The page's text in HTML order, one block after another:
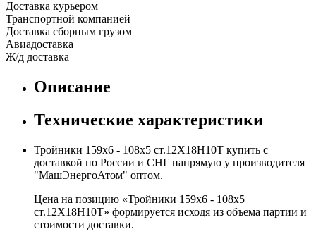
Доставка курьером
Транспортной компанией
Доставка сборным грузом
Авиадоставка
Ж/д доставка
Описание
Технические характеристики
Тройники 159х6 - 108х5 ст.12Х18Н10Т купить с
доставкой по России и СНГ напрямую у производителя
"МашЭнергоАтом" оптом.
Цена на позицию «Тройники 159х6 - 108х5
ст.12Х18Н10Т» формируется исходя из объема партии и
стоимости доставки.